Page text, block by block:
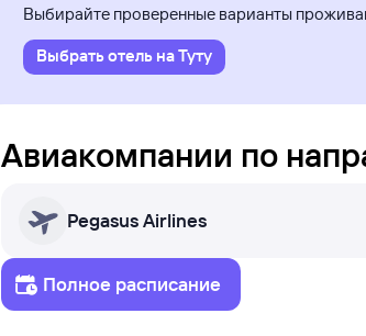
Выбирайте проверенные варианты
Выбрать отель на Туту
Авиакомпании по
Pegasus Airlines
Полное расписание